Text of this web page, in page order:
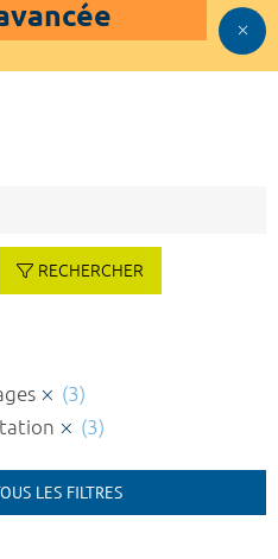
RECHERCHER
(3)
(3)
LES FILTRES